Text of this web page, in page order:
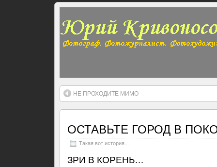
НЕ ПРОХОДИТЕ МИМО
ОСТАВЬТЕ ГОРОД В
Такая вот история...
ЗРИ В КОРЕНЬ…